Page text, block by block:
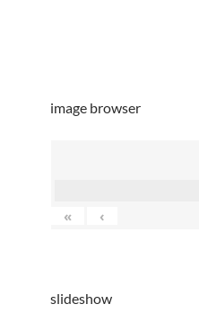
image browser
« ‹
slideshow